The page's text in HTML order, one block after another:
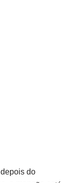
do